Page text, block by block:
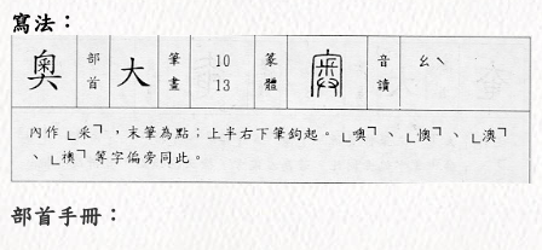
寫法：
部首手冊：